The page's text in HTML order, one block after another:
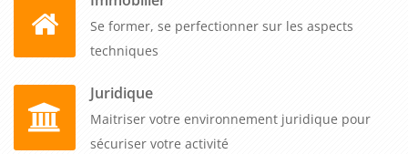
Se former, se perfectionner sur les aspects
techniques
Juridique
Maitriser votre environnement juridique pour
sécuriser votre activité